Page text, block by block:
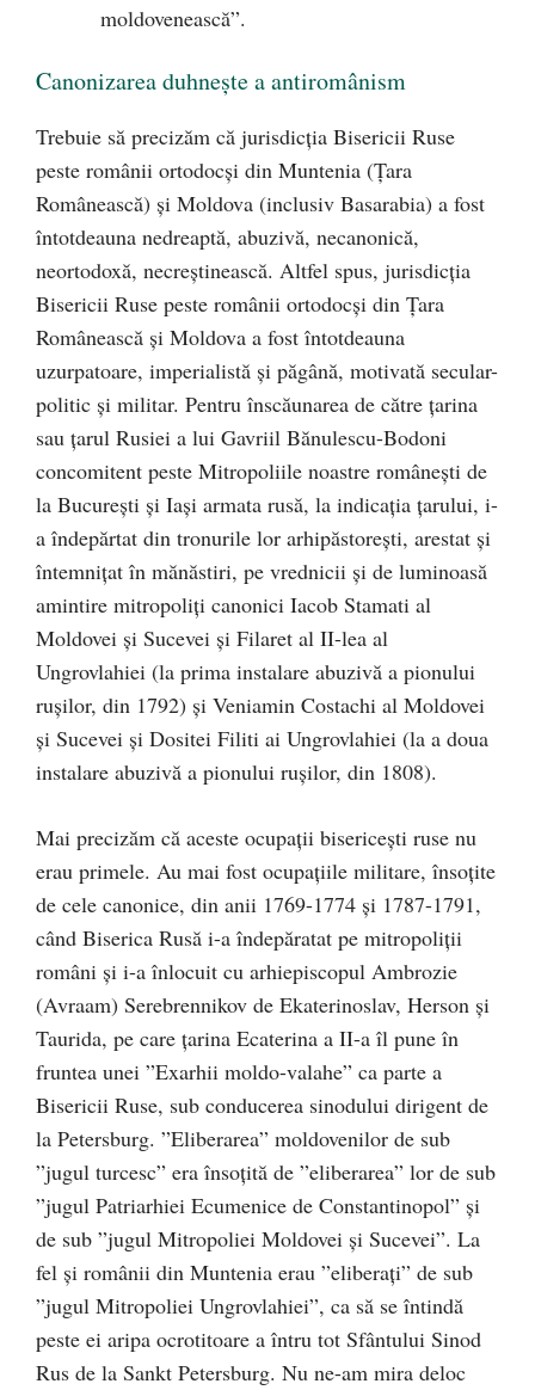
moldovenească”.
Canonizarea duhnește a antiromânism
Trebuie să precizăm că jurisdicția Bisericii Ruse
peste românii ortodocși din Muntenia (Țara
Românească) și Moldova (inclusiv Basarabia) a fost
întotdeauna nedreaptă, abuzivă, necanonică,
neortodoxă, necreștinească. Altfel spus, jurisdicția
Bisericii Ruse peste românii ortodocși din Țara
Românească și Moldova a fost întotdeauna
uzurpatoare, imperialistă și păgână, motivată secular-
politic și militar. Pentru înscăunarea de către țarina
sau țarul Rusiei a lui Gavriil Bănulescu-Bodoni
concomitent peste Mitropoliile noastre românești de
la București și Iași armata rusă, la indicația țarului, i-
a îndepărtat din tronurile lor arhipăstorești, arestat și
întemnițat în mănăstiri, pe vrednicii și de luminoasă
amintire mitropoliți canonici Iacob Stamati al
Moldovei și Sucevei și Filaret al II-lea al
Ungrovlahiei (la prima instalare abuzivă a pionului
rușilor, din 1792) și Veniamin Costachi al Moldovei
și Sucevei și Dositei Filiti ai Ungrovlahiei (la a doua
instalare abuzivă a pionului rușilor, din 1808).
Mai precizăm că aceste ocupații bisericești ruse nu
erau primele. Au mai fost ocupațiile militare, însoțite
de cele canonice, din anii 1769-1774 și 1787-1791,
când Biserica Rusă i-a îndepăratat pe mitropoliții
români și i-a înlocuit cu arhiepiscopul Ambrozie
(Avraam) Serebrennikov de Ekaterinoslav, Herson și
Taurida, pe care țarina Ecaterina a II-a îl pune în
fruntea unei ”Exarhii moldo-valahe” ca parte a
Bisericii Ruse, sub conducerea sinodului dirigent de
la Petersburg. ”Eliberarea” moldovenilor de sub
”jugul turcesc” era însoțită de ”eliberarea” lor de sub
”jugul Patriarhiei Ecumenice de Constantinopol” și
de sub ”jugul Mitropoliei Moldovei și Sucevei”. La
fel și românii din Muntenia erau ”eliberați” de sub
”jugul Mitropoliei Ungrovlahiei”, ca să se întindă
peste ei aripa ocrotitoare a întru tot Sfântului Sinod
Rus de la Sankt Petersburg. Nu ne-am mira deloc